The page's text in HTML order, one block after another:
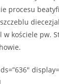
procesu
kościele pw.